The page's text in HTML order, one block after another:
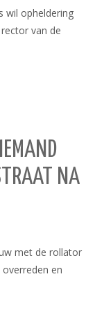
wil opheldering
van de
NA
met de rollator
en